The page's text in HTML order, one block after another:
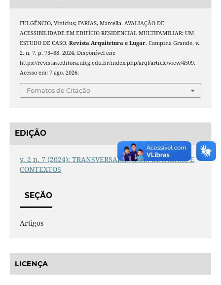
FULGÊNCIO, Vinicius; FARIAS, Marcella. AVALIAÇÃO DE
ACESSIBILIDADE EM EDIFÍCIO RESIDENCIAL MULTIFAMILIAR: UM
ESTUDO DE CASO. Revista Arquitetura e Lugar, Campina Grande, v.
2, n. 7, p. 75–88, 2024. Disponível em:
https://revistas.editora.ufcg.edu.br/index.php/arql/article/view/4509.
Acesso em: 7 ago. 2026.
Fomatos de Citação
EDIÇÃO
v. 2 n. 7 (2024): TRANSVERSALIDADES: DETALHES E
CONTEXTOS
SEÇÃO
Artigos
LICENÇA